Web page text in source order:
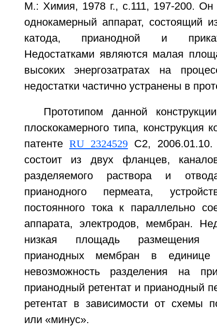
М.: Химия, 1978 г., с.111, 197-200. Он
однокамерный аппарат, состоящий
катода, прианодной и
Недостатками являются малая
высоких энергозатратах на
недостатки частично устранены в
Прототипом данной
плоскокамерного типа, конструкция
патенте RU 2324529 С2, 2006.01.10.
состоит из двух фланцев,
разделяемого раствора и
прианодного пермеата,
постоянного тока к параллельно
аппарата, электродов, мембран.
низкая площадь размещения
прианодных мембран в единице
невозможность разделения на
прианодный ретентат и прианодный
ретентат в зависимости от схемы
или «минус».